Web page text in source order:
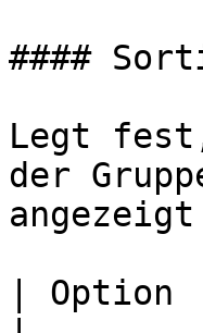
####
Legt
der
|